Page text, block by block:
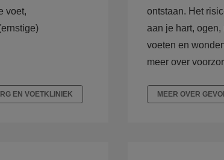
voet,
EN VOETKLINIEK
ontstaan. Het
aan je hart,
voeten en
meer over
MEER OVER